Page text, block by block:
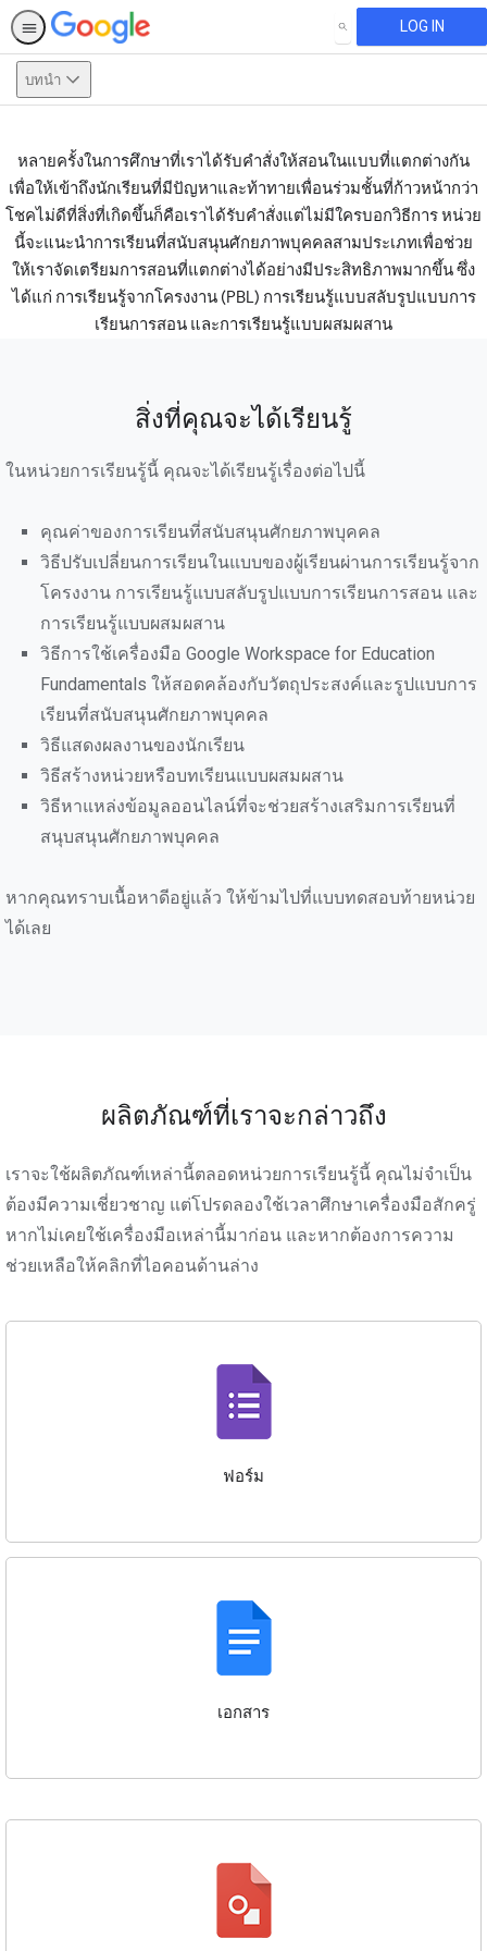
SEARCH LOG IN
บทนำ
This activity is also available in
English.View activity
หลายครั้งในการศึกษาที่เราได้รับคำสั่งให้สอนในแบบที่แตกต่างกัน
เพื่อให้เข้าถึงนักเรียนที่มีปัญหาและท้าทายเพื่อนร่วมชั้นที่ก้าวหน้ากว่า
โชคไม่ดีที่สิ่งที่เกิดขึ้นก็คือเราได้รับคำสั่งแต่ไม่มีใครบอกวิธีการ หน่วย
นี้จะแนะนำการเรียนที่สนับสนุนศักยภาพบุคคลสามประเภทเพื่อช่วย
ให้เราจัดเตรียมการสอนที่แตกต่างได้อย่างมีประสิทธิภาพมากขึ้น ซึ่ง
ได้แก่ การเรียนรู้จากโครงงาน (PBL) การเรียนรู้แบบสลับรูปแบบการ
เรียนการสอน และการเรียนรู้แบบผสมผสาน
สิ่งที่คุณจะได้เรียนรู้
ในหน่วยการเรียนรู้นี้ คุณจะได้เรียนรู้เรื่องต่อไปนี้
คุณค่าของการเรียนที่สนับสนุนศักยภาพบุคคล
วิธีปรับเปลี่ยนการเรียนในแบบของผู้เรียนผ่านการเรียนรู้จาก
โครงงาน การเรียนรู้แบบสลับรูปแบบการเรียนการสอน และ
การเรียนรู้แบบผสมผสาน
วิธีการใช้เครื่องมือ Google Workspace for Education
Fundamentals ให้สอดคล้องกับวัตถุประสงค์และรูปแบบการ
เรียนที่สนับสนุนศักยภาพบุคคล
วิธีแสดงผลงานของนักเรียน
วิธีสร้างหน่วยหรือบทเรียนแบบผสมผสาน
วิธีหาแหล่งข้อมูลออนไลน์ที่จะช่วยสร้างเสริมการเรียนที่
สนุบสนุนศักยภาพบุคคล
หากคุณทราบเนื้อหาดีอยู่แล้ว ให้ข้ามไปที่แบบทดสอบท้ายหน่วย
ได้เลย
ผลิตภัณฑ์ที่เราจะกล่าวถึง
เราจะใช้ผลิตภัณฑ์เหล่านี้ตลอดหน่วยการเรียนรู้นี้ คุณไม่จำเป็น
ต้องมีความเชี่ยวชาญ แต่โปรดลองใช้เวลาศึกษาเครื่องมือสักครู่
หากไม่เคยใช้เครื่องมือเหล่านี้มาก่อน และหากต้องการความ
ช่วยเหลือให้คลิกที่ไอคอนด้านล่าง
ฟอร์ม
เอกสาร